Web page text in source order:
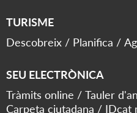
TURISME
Descobreix
Planifica
SEU ELECTRÒNICA
Tràmits online
Tauler
Carpeta ciutadana
IDcat